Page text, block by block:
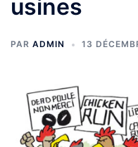
usines
PAR ADMIN 13